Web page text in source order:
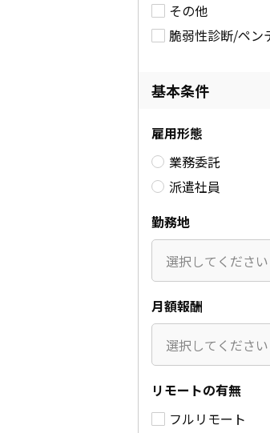
（Sentinel）の設計構
その他
脆弱性診断/ペン
基本条件
雇用形態
業務委託
派遣社員
勤務地
選択してください
月額報酬
選択してください
リモートの有無
フルリモート